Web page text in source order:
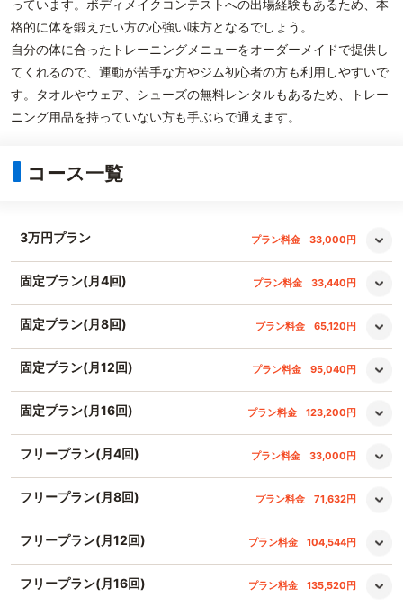
っています。ボディメイクコンテストへの出場経験もあるため、本
格的に体を鍛えたい方の心強い味方となるでしょう。
自分の体に合ったトレーニングメニューをオーダーメイドで提供し
てくれるので、運動が苦手な方やジム初心者の方も利用しやすいで
す。タオルやウェア、シューズの無料レンタルもあるため、トレー
ニング用品を持っていない方も手ぶらで通えます。
コース一覧
3万円プラン プラン料金 33,000円
固定プラン(月4回) プラン料金 33,440円
固定プラン(月8回) プラン料金 65,120円
固定プラン(月12回) プラン料金 95,040円
固定プラン(月16回) プラン料金 123,200円
フリープラン(月4回) プラン料金 33,000円
フリープラン(月8回) プラン料金 71,632円
フリープラン(月12回) プラン料金 104,544円
フリープラン(月16回) プラン料金 135,520円